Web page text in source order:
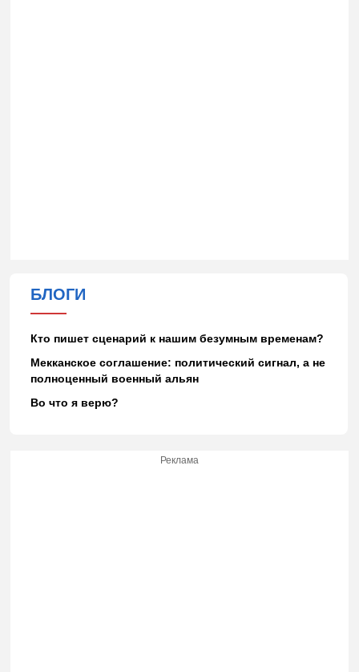
БЛОГИ
Кто пишет сценарий к нашим безумным временам?
Мекканское соглашение: политический сигнал, а не
полноценный военный альян
Во что я верю?
Реклама